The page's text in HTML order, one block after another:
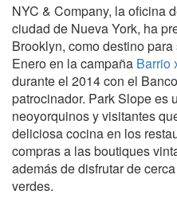
NYC & Company, la oficina
ciudad de Nueva York, ha
Brooklyn, como destino
Enero en la campaña Barrio
durante el 2014 con el
patrocinador. Park Slope es
neoyorquinos y visitantes
deliciosa cocina en los
compras a las boutiques
además de disfrutar de
verdes.